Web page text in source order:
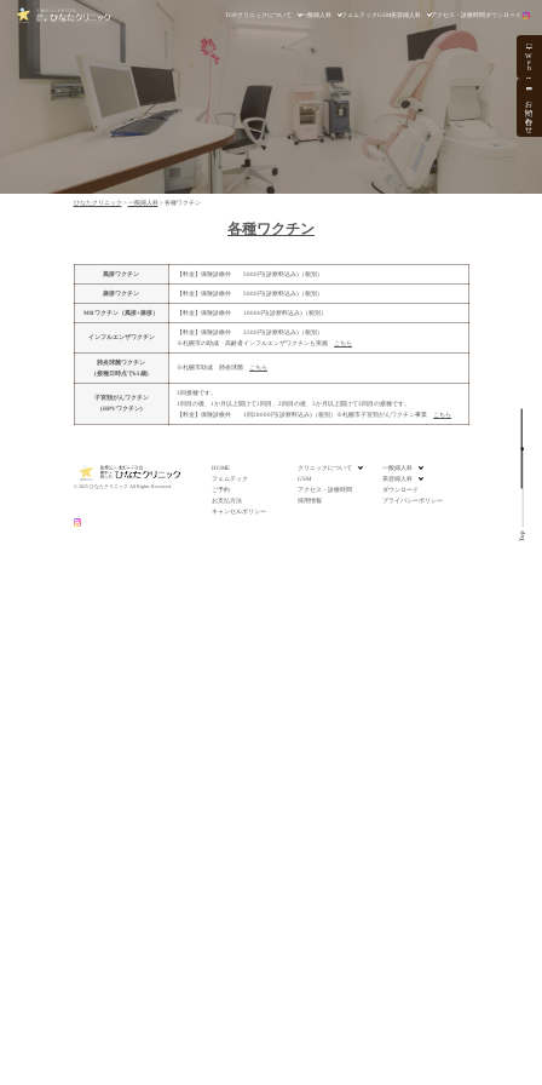
TOPクリニックについて 一般婦人科 フェムテック GSM美容婦人科 アクセス・診療時間 ダウンロード
ひなたクリニック > 一般婦人科> 各種ワクチン
各種ワクチン
風疹ワクチン 【料金】保険診療外 5000円(診察料込み)（税別）
麻疹ワクチン 【料金】保険診療外 5000円(診察料込み)（税別）
MRワクチン（風疹+麻疹） 【料金】保険診療外 10000円(診察料込み)（税別）
インフルエンザワクチン
【料金】保険診療外 3500円(診察料込み)（税別）
※札幌市の助成 高齢者インフルエンザワクチンも実施
こちら
肺炎球菌ワクチン
(接種日時点で65歳)
※札幌市助成 肺炎球菌 こちら
子宮頚がんワクチン
(HPVワクチン)
3回接種です。
1回目の後、1か月以上開けて2回目、2回目の後、3か月以上開けて3回目の接種です。
【料金】保険診療外 1回28000円(診察料込み)（税別）※札幌市子宮頚がんワクチン事業
こちら
W
e
b
お問い合わせ
Top
© 2025 ひなたクリニック All Rights Reserved.
HOME クリニックについて
一般婦人科
フェムテック
GSM
美容婦人科
ご予約
アクセス・診療時間
ダウンロード
お支払方法
採用情報
プライバシーポリシー
キャンセルポリシー